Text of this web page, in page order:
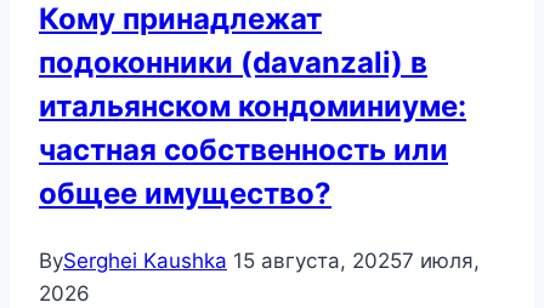
Кому принадлежат
подоконники (davanzali) в
итальянском кондоминиуме:
частная собственность или
общее имущество?
BySerghei Kaushka 15 августа, 20257 июля,
2026